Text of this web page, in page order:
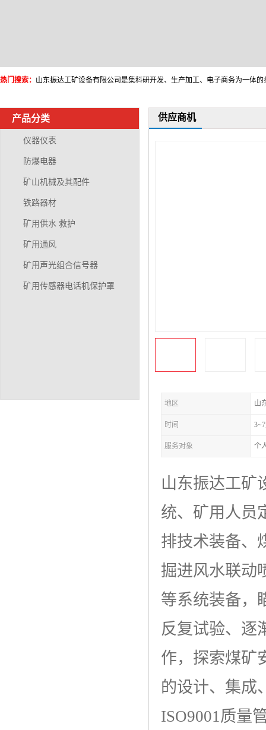
热门搜索：
产品分类
仪器仪表
防爆电器
矿山机械及其配件
铁路器材
矿用供水 救护
矿用通风
矿用声光组合信号器
矿用传感器电话机保护罩
供应商机
地区 山
时间
服务对象 个
山东振达工矿
统、矿用人员
排技术装备、
掘进风水联动
等系统装备，
反复试验、逐
作，探索煤矿
的设计、集成
ISO9001质量